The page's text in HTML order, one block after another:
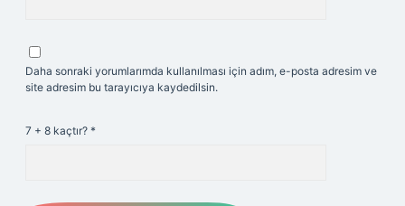
Daha sonraki yorumlarımda kullanılması için adım, e-posta adresim ve
site adresim bu tarayıcıya kaydedilsin.
7 + 8 kaçtır? *